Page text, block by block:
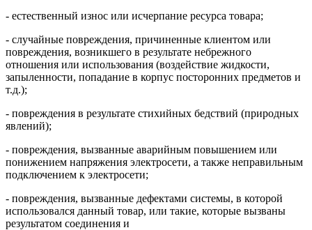
- естественный износ или исчерпание ресурса товара;
- случайные повреждения, причиненные клиентом или
повреждения, возникшего в результате небрежного
отношения или использования (воздействие жидкости,
запыленности, попадание в корпус посторонних предметов и
т.д.);
- повреждения в результате стихийных бедствий (природных
явлений);
- повреждения, вызванные аварийным повышением или
понижением напряжения электросети, а также неправильным
подключением к электросети;
- повреждения, вызванные дефектами системы, в которой
использовался данный товар, или такие, которые вызваны
результатом соединения и